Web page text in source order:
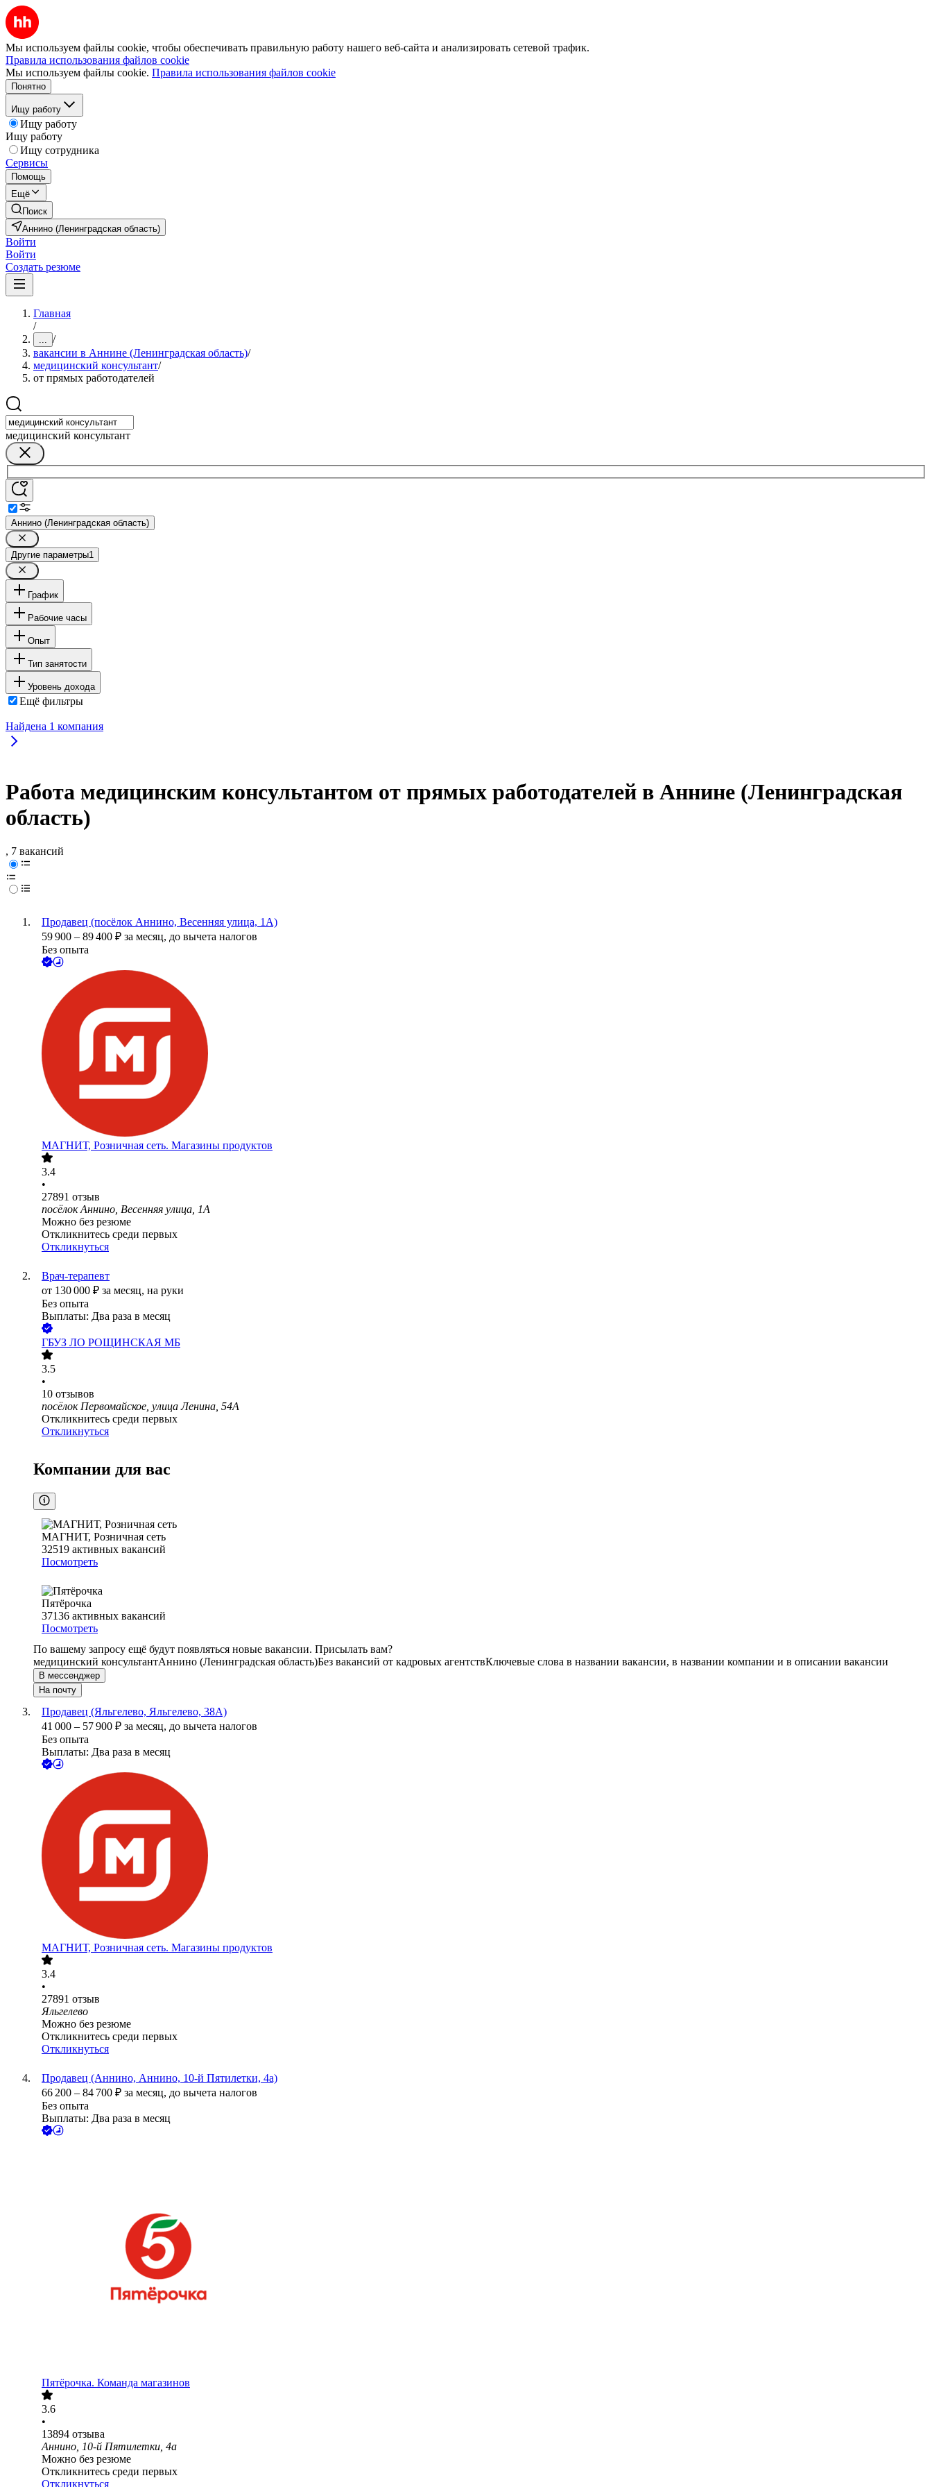
Мы используем файлы cookie, чтобы обеспечивать правильную работу нашего веб-сайта и анализировать сетевой трафик.
Правила использования файлов cookie
Мы используем файлы cookie. Правила использования файлов cookie
Понятно
Ищу работу
Ищу работу
Ищу работу
Ищу сотрудника
Сервисы
Помощь
Ещё
Поиск
Аннино (Ленинградская область)
Войти
Войти
Создать резюме
Главная
/
... /
вакансии в Аннине (Ленинградская область)/
медицинский консультант/
от прямых работодателей
медицинский консультант
Аннино (Ленинградская область)
Другие параметры1
График
Рабочие часы
Опыт
Тип занятости
Уровень дохода
Ещё фильтры
Найдена 1 компания
Работа медицинским консультантом от прямых работодателей в Аннине (Ленинградская
область)
, 7 вакансий
Продавец (посёлок Аннино, Весенняя улица, 1А)
59 900 – 89 400 ₽ за месяц, до вычета налогов
Без опыта
МАГНИТ, Розничная сеть. Магазины продуктов
3.4
•
27891 отзыв
посёлок Аннино, Весенняя улица, 1А
Можно без резюме
Откликнитесь среди первых
Откликнуться
Врач-терапевт
от 130 000 ₽ за месяц, на руки
Без опыта
Выплаты: Два раза в месяц
ГБУЗ ЛО РОЩИНСКАЯ МБ
3.5
•
10 отзывов
посёлок Первомайское, улица Ленина, 54А
Откликнитесь среди первых
Откликнуться
Компании для вас
МАГНИТ, Розничная сеть
32519 активных вакансий
Посмотреть
Пятёрочка
37136 активных вакансий
Посмотреть
По вашему запросу ещё будут появляться новые вакансии. Присылать вам?
медицинский консультантАннино (Ленинградская область)Без вакансий от кадровых агентствКлючевые слова в названии вакансии, в названии компании и в описании вакансии
В мессенджер
На почту
Продавец (Яльгелево, Яльгелево, 38А)
41 000 – 57 900 ₽ за месяц, до вычета налогов
Без опыта
Выплаты: Два раза в месяц
МАГНИТ, Розничная сеть. Магазины продуктов
3.4
•
27891 отзыв
Яльгелево
Можно без резюме
Откликнитесь среди первых
Откликнуться
Продавец (Аннино, Аннино, 10-й Пятилетки, 4а)
66 200 – 84 700 ₽ за месяц, до вычета налогов
Без опыта
Выплаты: Два раза в месяц
Пятёрочка. Команда магазинов
3.6
•
13894 отзыва
Аннино, 10-й Пятилетки, 4а
Можно без резюме
Откликнитесь среди первых
Откликнуться